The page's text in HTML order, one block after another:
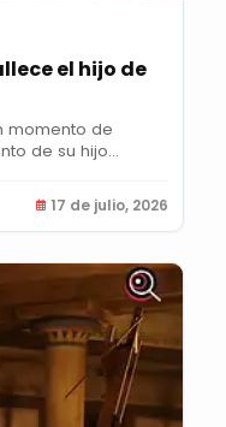
el hijo de
momento de
de su hijo
17 de julio, 2026